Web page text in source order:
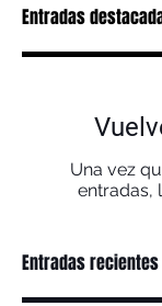
Entradas
Una vez
entradas,
Entradas recientes